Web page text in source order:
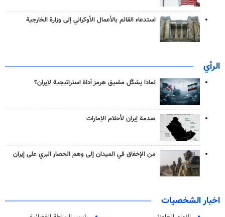
استدعاء القائم بالأعمال الأوكراني إلى وزارة الخارجية
الرأي
لماذا يشكّل مضيق هرمز أداة استراتيجية لإيران؟
صدمة إيران لأحلام الإمارات
من الإخفاق في الميدان إلى وهم الحصار البري على إيران
اخبار الشخصيات